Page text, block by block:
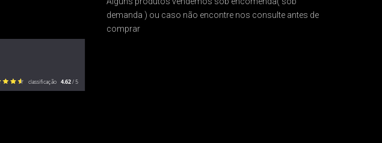
classificação 4.62/ 5
demanda ) ou caso não encontre nos consulte antes de
comprar